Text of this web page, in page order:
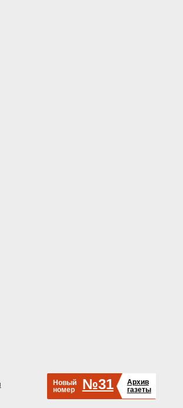
Новый
номер
№31
Архив
газеты